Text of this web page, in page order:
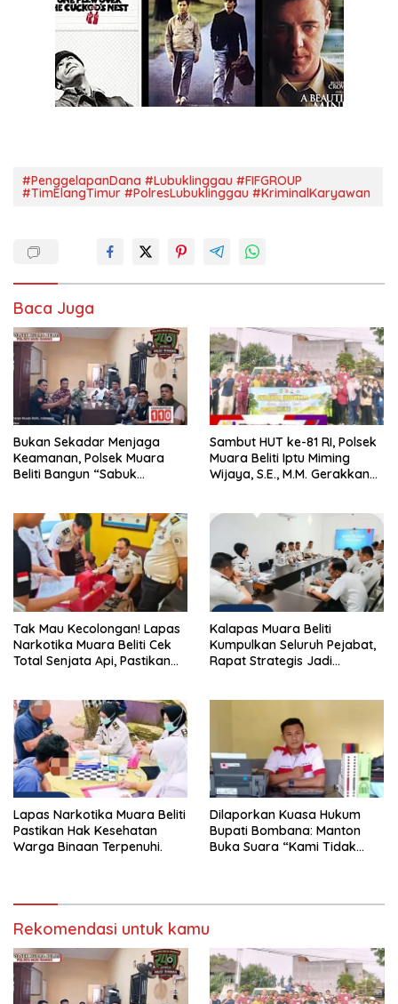
#PenggelapanDana #Lubuklinggau #FIFGROUP
#TimElangTimur #PolresLubuklinggau #KriminalKaryawan
Baca Juga
Bukan Sekadar Menjaga
Keamanan, Polsek Muara
Beliti Bangun “Sabuk
Sambut HUT ke-81 RI, Polsek
Muara Beliti Iptu Miming
Wijaya, S.E., M.M. Gerakkan
Tak Mau Kecolongan! Lapas
Narkotika Muara Beliti Cek
Total Senjata Api, Pastikan
Kalapas Muara Beliti
Kumpulkan Seluruh Pejabat,
Rapat Strategis Jadi
Lapas Narkotika Muara Beliti
Pastikan Hak Kesehatan
Warga Binaan Terpenuhi.
Dilaporkan Kuasa Hukum
Bupati Bombana: Manton
Buka Suara “Kami Tidak
Rekomendasi untuk kamu